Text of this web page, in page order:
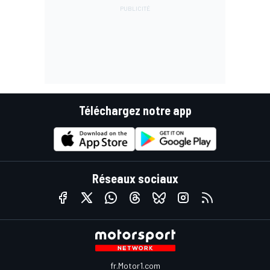
Téléchargez notre app
Réseaux sociaux
fr.Motor1.com